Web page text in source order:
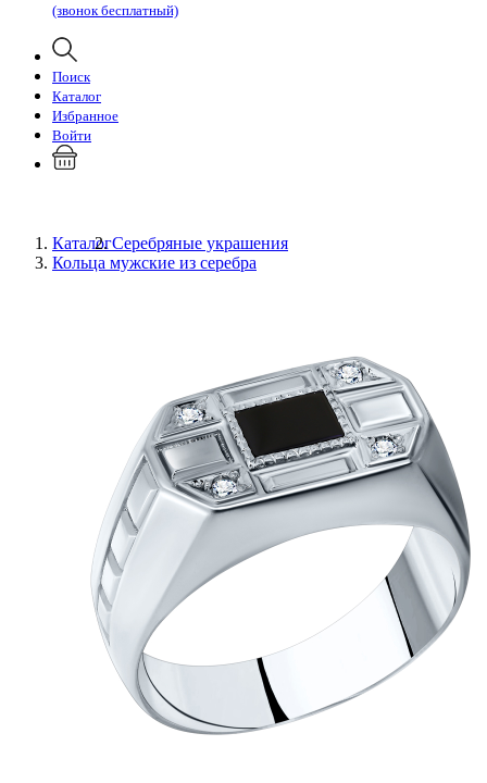
(звонок бесплатный)
Поиск
Каталог
Избранное
Войти
КаталогСеребряные украшения
Кольца мужские из серебра